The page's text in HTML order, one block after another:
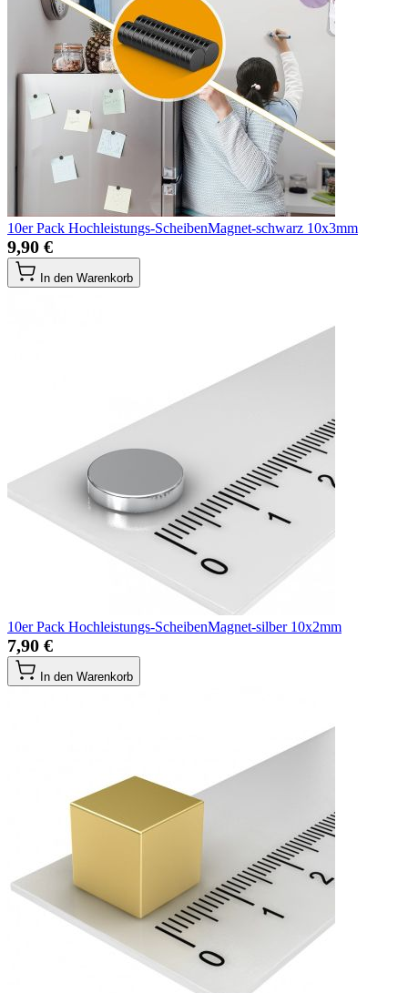
10er Pack Hochleistungs-ScheibenMagnet-schwarz 10x3mm
9,90 €
In den Warenkorb
10er Pack Hochleistungs-ScheibenMagnet-silber 10x2mm
7,90 €
In den Warenkorb